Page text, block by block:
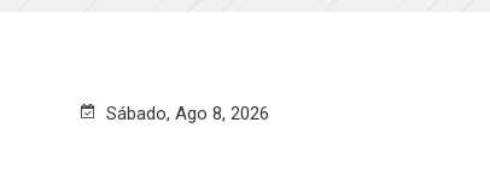
Sábado, Ago 8, 2026